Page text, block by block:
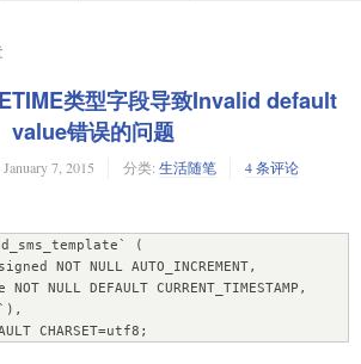
类型字段导致Invalid default
value错误的问题
January 7, 2015 分类: 生活随笔 4 条评论
(
CHARSET=utf8;